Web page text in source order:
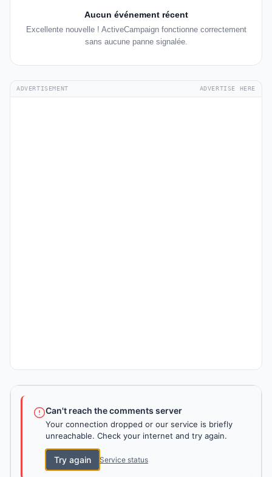
Aucun événement récent
Excellente nouvelle ! ActiveCampaign fonctionne correctement
sans aucune panne signalée.
ADVERTISEMENT ADVERTISE HERE
Can't reach the comments server
Your connection dropped or our service is briefly
unreachable. Check your internet and try again.
Try again Service status